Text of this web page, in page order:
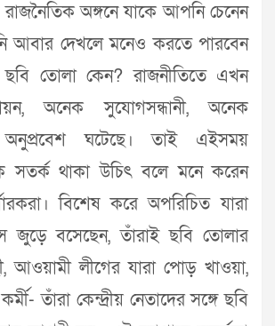
রাজনৈতিক অঙ্গনে যাকে আপনি চেনেন
আবার দেখলে মনেও করতে পারবেন
ছবি তোলা কেন? রাজনীতিতে এখন
অনেক সুযোগসন্ধানী, অনেক
অনুপ্রবেশ ঘটেছে। তাই এইসময়
সতর্ক থাকা উচিৎ বলে মনে করেন
বিশেষ করে অপরিচিত যারা
জুড়ে বসেছেন, তাঁরাই ছবি তোলার
আওয়ামী লীগের যারা পোড় খাওয়া,
তাঁরা কেন্দ্রীয় নেতাদের সঙ্গে ছবি